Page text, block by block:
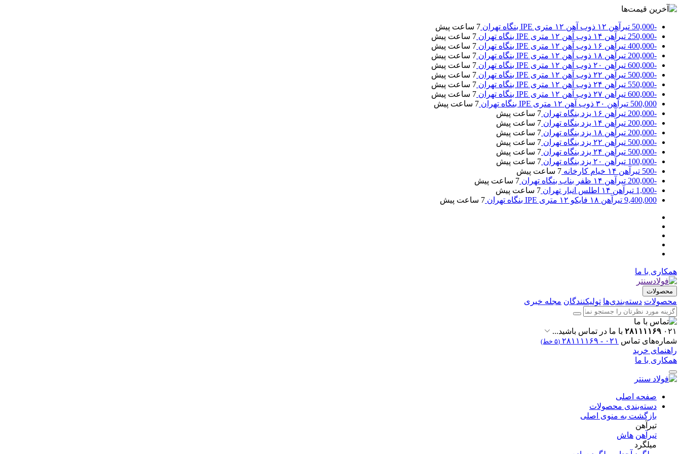
-50,000 تیرآهن ۱۲ ذوب آهن ۱۲ متری IPE بنگاه تهران
7 ساعت پیش
-250,000
تیرآهن ۱۴ ذوب آهن ۱۲ متری IPE بنگاه تهران
7 ساعت پیش
-400,000
تیرآهن ۱۶ ذوب آهن ۱۲ متری IPE بنگاه تهران
7 ساعت پیش
-200,000
تیرآهن ۱۸ ذوب آهن ۱۲ متری IPE بنگاه تهران
7 ساعت پیش
-600,000
تیرآهن ۲۰ ذوب آهن ۱۲ متری IPE بنگاه تهران
7 ساعت پیش
-500,000
تیرآهن ۲۲ ذوب آهن ۱۲ متری IPE بنگاه تهران
7 ساعت پیش
-550,000
تیرآهن ۲۴ ذوب آهن ۱۲ متری IPE بنگاه تهران
7 ساعت پیش
-600,000
تیرآهن ۲۷ ذوب آهن ۱۲ متری IPE بنگاه تهران
7 ساعت پیش
500,000 تیرآهن ۳۰ ذوب آهن ۱۲ متری IPE بنگاه تهران
7 ساعت پیش
-200,000
تیرآهن ۱۶ یزد بنگاه تهران
7 ساعت پیش
-200,000
تیرآهن ۱۴ یزد بنگاه تهران
7 ساعت پیش
-200,000
تیرآهن ۱۸ یزد بنگاه تهران
7 ساعت پیش
-500,000
تیرآهن ۲۲ یزد بنگاه تهران
7 ساعت پیش
-500,000
تیرآهن ۲۴ یزد بنگاه تهران
7 ساعت پیش
-100,000
تیرآهن ۲۰ یزد بنگاه تهران
7 ساعت پیش
-500
تیرآهن ۱۴ خیام کارخانه
7 ساعت پیش
-200,000
تیرآهن ۱۴ ظفر بناب بنگاه تهران
7 ساعت پیش
-1,000
تیرآهن ۱۴ اطلس انبار تهران
7 ساعت پیش
9,400,000 تیرآهن ۱۸ فایکو ۱۲ متری IPE بنگاه تهران 7 ساعت پیش
همکاری با ما
محصولات
محصولات دسته‌بندی‌ها تولیکنندگان مجله خبری
۰۲۱ ۲۸۱۱۱۱۶۹ با ما در تماس باشید...
شماره‌های تماس ۰۲۱ - ۲۸۱۱۱۱۶۹ (۵ خط)
راهنمای خرید
همکاری با ما
صفحه اصلی
دسته‌بندی محصولات
بازگشت به منوی اصلی
تیرآهن
تیرآهن هاش
میلگرد